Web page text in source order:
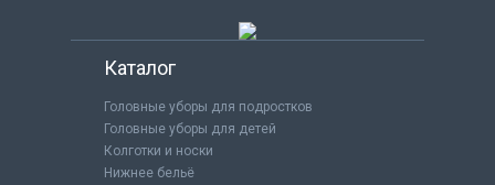
Каталог
Головные уборы для подростков
Головные уборы для детей
Колготки и носки
Нижнее бельё